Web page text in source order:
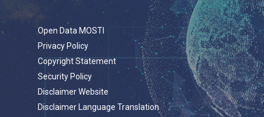
Open Data MOSTI
Privacy Policy
Copyright Statement
Security Policy
Disclaimer Website
Disclaimer Language Translation